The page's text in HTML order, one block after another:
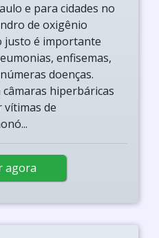
e para cidades no
de oxigênio
justo é importante
enfisemas,
doenças.
hiperbáricas
de
agora